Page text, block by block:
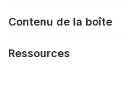
Contenu de la boîte
Ressources